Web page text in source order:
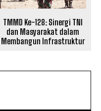
TMMD Ke-128: Sinergi TNI
dan Masyarakat dalam
Membangun Infrastruktur